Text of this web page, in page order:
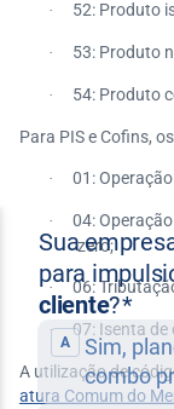
· 52: Produto
· 53: Produto
· 54: Produto
Para PIS e Cofins,
· 01:
·
04:
zero;
· 06:
· 07: Isenta de
A utilização de
atura Comum do